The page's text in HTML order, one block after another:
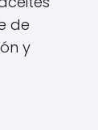
de
y